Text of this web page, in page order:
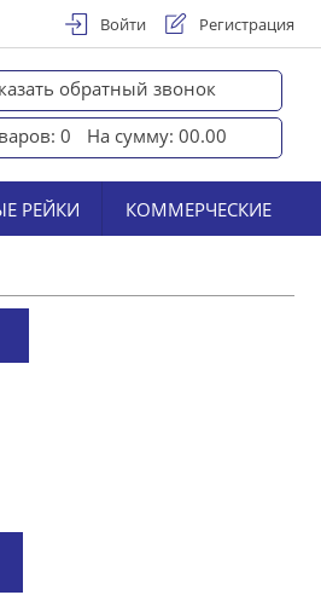
Войти Регистрация
обратный звонок
0
На сумму: 00.00
РЕЙКИ КОММЕРЧЕСКИЕ